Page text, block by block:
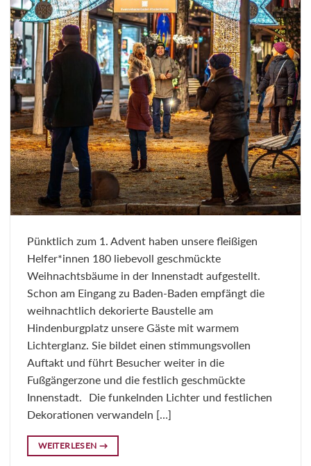
Pünktlich zum 1. Advent haben unsere fleißigen
Helfer*innen 180 liebevoll geschmückte
Weihnachtsbäume in der Innenstadt aufgestellt.
Schon am Eingang zu Baden-Baden empfängt die
weihnachtlich dekorierte Baustelle am
Hindenburgplatz unsere Gäste mit warmem
Lichterglanz. Sie bildet einen stimmungsvollen
Auftakt und führt Besucher weiter in die
Fußgängerzone und die festlich geschmückte
Innenstadt. Die funkelnden Lichter und festlichen
Dekorationen verwandeln […]
WEITERLESEN →